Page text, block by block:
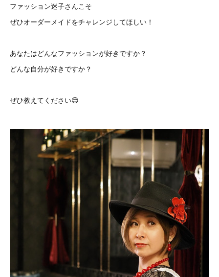
ファッション迷子さんこそ
ぜひオーダーメイドをチャレンジしてほしい！
あなたはどんなファッションが好きですか？
どんな自分が好きですか？
ぜひ教えてください😊